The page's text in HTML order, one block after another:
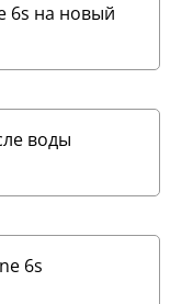
6s на новый
воды
6s